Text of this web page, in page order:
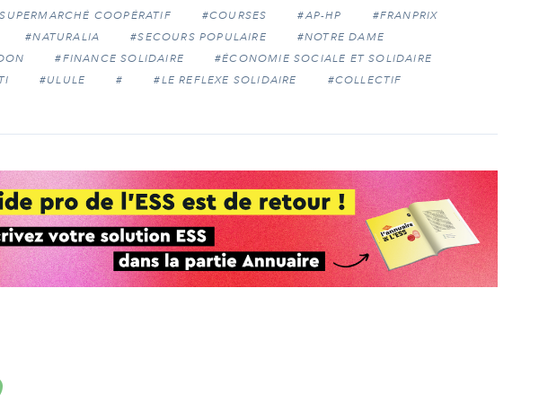
COOPÉRATIF #COURSES #AP-HP
#FRANPRIX
#NATURALIA #SECOURS POPULAIRE
#NOTRE DAME
#FINANCE SOLIDAIRE
#ÉCONOMIE SOCIALE ET SOLIDAIRE
#ULULE # #LE REFLEXE SOLIDAIRE
#COLLECTIF